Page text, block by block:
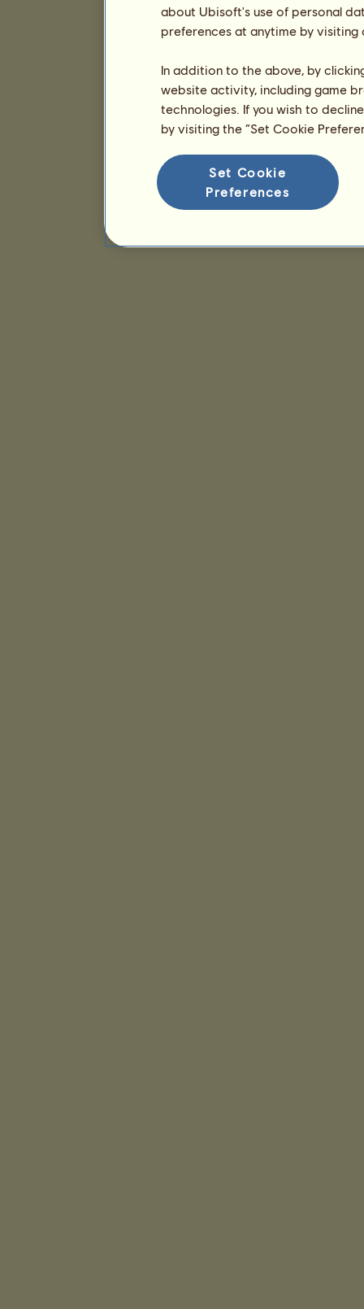
about Ubisoft's use of personal
preferences at anytime by
In addition to the above, by
website activity, including game
technologies. If you wish to
by visiting the “Set Cookie
Set Cookie
Preferences